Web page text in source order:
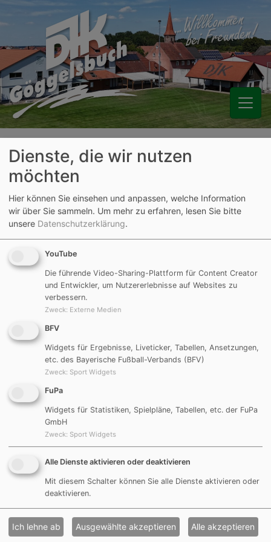
F-Junioren spielten gegen
SG-Partner FC Möning
29.09.2016
Am Freitag spielten die F-Junioren gegen den SG-
Partner FC Möning.
Die Göggelsbucher Mädels und Jungs hielten das Spiel
lange Zeit offen. Jedoch war der FC Möning leicht im
Kurz vor der Halbzeit gingen die Gäste dann in
Führung.
Die Spieler von Klaus Herzog und Andreas
Muschaweck durften sich dann doch noch freuen, als
Gäste zirkelte, der den Ball nur abklatschen konnte.
Lukas Schroll, musste den Ball nur noch ins leere Tor
einschieben.
Das Spiel endete 4:1 für unsere Gäste aus Möning.
29.09.2016 (RR)
Dienste, die wir nutzen
möchten
Hier können Sie einsehen und anpassen, welche Information
wir über Sie sammeln. Um mehr zu erfahren, lesen Sie bitte
unsere Datenschutzerklärung.
YouTube
Die führende Video-Sharing-Plattform für Content Creator
und Entwickler, um Nutzererlebnisse auf Websites zu
verbessern.
Zweck: Externe Medien
BFV
Widgets für Ergebnisse, Liveticker, Tabellen, Ansetzungen,
etc. des Bayerische Fußball-Verbands (BFV)
Zweck: Sport Widgets
FuPa
Widgets für Statistiken, Spielpläne, Tabellen, etc. der FuPa
GmbH
Zweck: Sport Widgets
Alle Dienste aktivieren oder deaktivieren
Mit diesem Schalter können Sie alle Dienste aktivieren oder
deaktivieren.
Ich lehne ab Ausgewählte akzeptieren Alle akzeptieren